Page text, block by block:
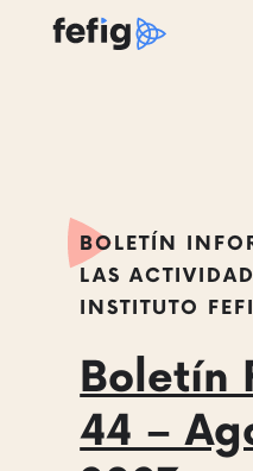
BOLETÍN
LAS
INSTITUTO
Boletín
44 –